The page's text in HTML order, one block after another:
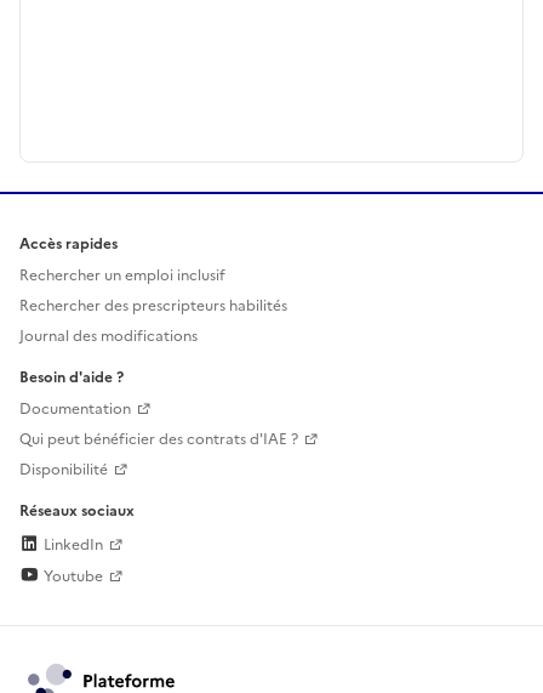
Accès rapides
Rechercher un emploi inclusif
Rechercher des prescripteurs habilités
Journal des modifications
Besoin d'aide ?
Documentation
Qui peut bénéficier des contrats d'IAE ?
Disponibilité
Réseaux sociaux
LinkedIn
Youtube